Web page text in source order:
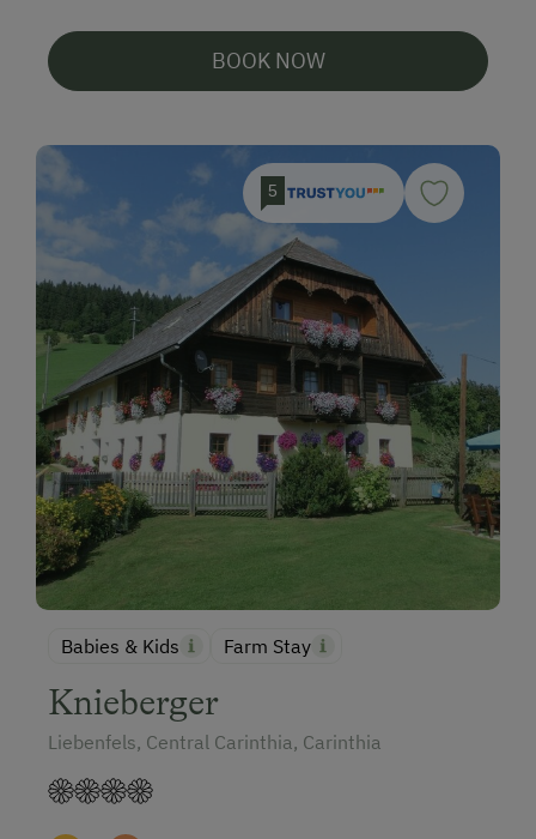
BOOK NOW
5
Babies & Kids Farm Stay
Knieberger
Liebenfels, Central Carinthia, Carinthia